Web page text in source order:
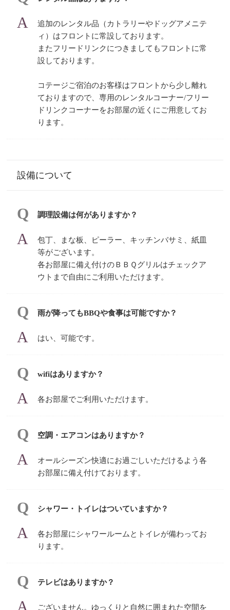
追加のレンタル品（カトラリーやドッグアメニテ
ィ）はフロントに常設しております。
またフリードリンクにつきましてもフロントに常
設しております。
コテージご宿泊のお客様はフロントから少し離れ
ておりますので、専用のレンタルコーナー/フリー
ドリンクコーナーをお部屋の近くにご用意してお
ります。
設備について
調理設備は何がありますか？
包丁、まな板、ピーラー、キッチンバサミ、紙皿
等がございます。
各お部屋に備え付けのＢＢＱグリルはチェックア
ウトまで自由にご利用いただけます。
雨が降ってもBBQや食事は可能ですか？
はい、可能です。
wifiはありますか？
各お部屋でご利用いただけます。
空調・エアコンはありますか？
オールシーズン快適にお過ごしいただけるよう各
お部屋に備え付けております。
シャワー・トイレはついていますか？
各お部屋にシャワールームとトイレが備わってお
ります。
テレビはありますか？
ございません。ゆっくりと自然に囲まれた空間を